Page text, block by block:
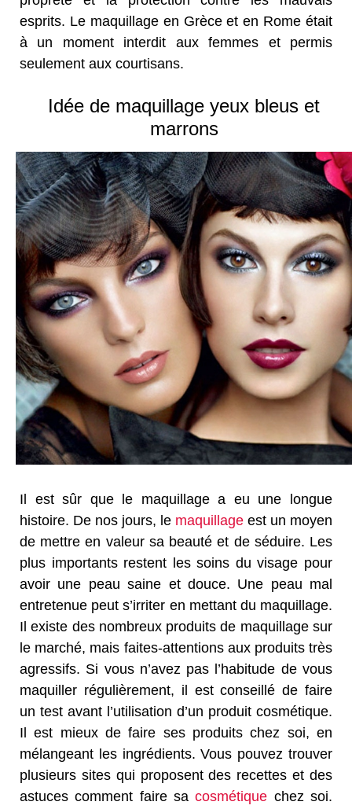
esprits. Le maquillage en Grèce et en Rome était
à un moment interdit aux femmes et permis
seulement aux courtisans.
Idée de maquillage yeux bleus et
marrons
Il est sûr que le maquillage a eu une longue
histoire. De nos jours, le maquillage est un moyen
de mettre en valeur sa beauté et de séduire. Les
plus importants restent les soins du visage pour
avoir une peau saine et douce. Une peau mal
entretenue peut s’irriter en mettant du maquillage.
Il existe des nombreux produits de maquillage sur
le marché, mais faites-attentions aux produits très
agressifs. Si vous n’avez pas l’habitude de vous
maquiller régulièrement, il est conseillé de faire
un test avant l’utilisation d’un produit cosmétique.
Il est mieux de faire ses produits chez soi, en
mélangeant les ingrédients. Vous pouvez trouver
plusieurs sites qui proposent des recettes et des
astuces comment faire sacosmétique chez soi.